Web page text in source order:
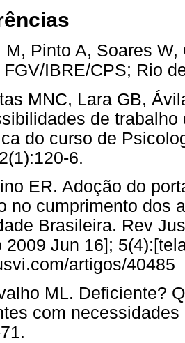
M, Pinto A, Soares
FGV/IBRE/CPS;
MNC, Lara GB,
de
do curso de
6.
ER. Adoção do
no cumprimento dos
Brasileira. Rev
2009 Jun 16];
artigos/40485
ML. Deficiente?
com